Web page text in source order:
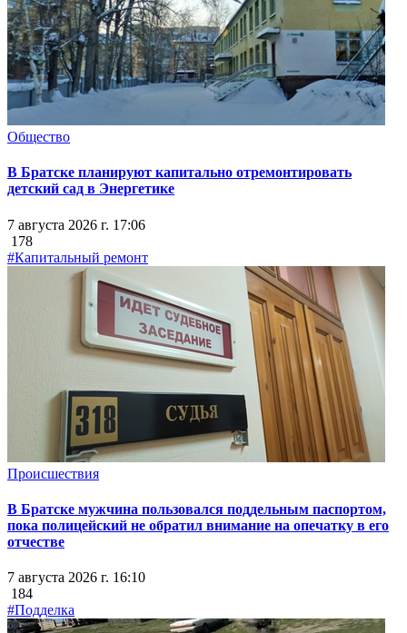
Общество
В Братске планируют капитально отремонтировать
детский сад в Энергетике
7 августа 2026 г. 17:06
178
#Капитальный ремонт
Происшествия
В Братске мужчина пользовался поддельным паспортом,
пока полицейский не обратил внимание на опечатку в его
отчестве
7 августа 2026 г. 16:10
184
#Подделка